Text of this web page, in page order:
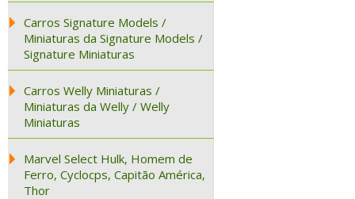
Carros Signature Models /
Miniaturas da Signature Models /
Signature Miniaturas
Carros Welly Miniaturas /
Miniaturas da Welly / Welly
Miniaturas
Marvel Select Hulk, Homem de
Ferro, Cyclocps, Capitão América,
Thor